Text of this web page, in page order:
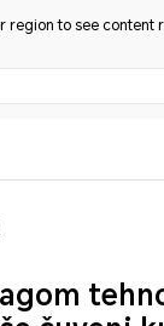
region to see content